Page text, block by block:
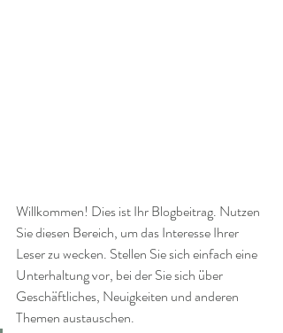
Willkommen! Dies ist Ihr Blogbeitrag. Nutzen
Sie diesen Bereich, um das Interesse Ihrer
Leser zu wecken. Stellen Sie sich einfach eine
Unterhaltung vor, bei der Sie sich über
Geschäftliches, Neuigkeiten und anderen
Themen austauschen.